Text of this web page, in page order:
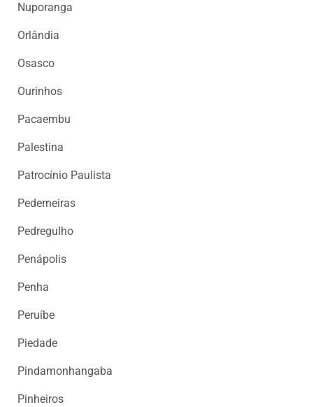
Nuporanga
Orlândia
Osasco
Ourinhos
Pacaembu
Palestina
Patrocínio Paulista
Pederneiras
Pedregulho
Penápolis
Penha
Peruíbe
Piedade
Pindamonhangaba
Pinheiros